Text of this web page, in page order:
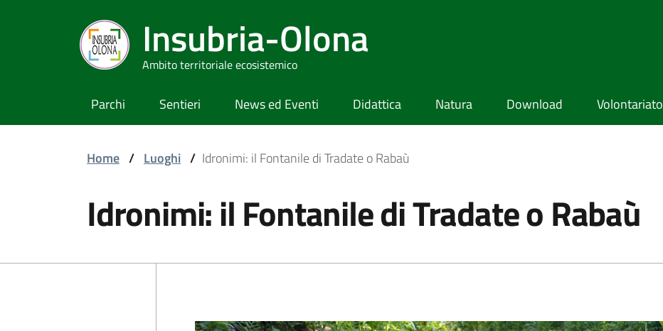
Insubria-Olona
Ambito territoriale ecosistemico
Parchi Sentieri News ed Eventi Didattica Natura Download Volontariato
Home / Luoghi / Idronimi: il Fontanile di Tradate o Rabaù
Idronimi: il Fontanile di Tradate o Rabaù